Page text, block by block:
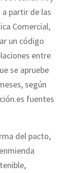
partir de las
Comercial,
un código
entre
se apruebe
según
fuentes
del pacto,